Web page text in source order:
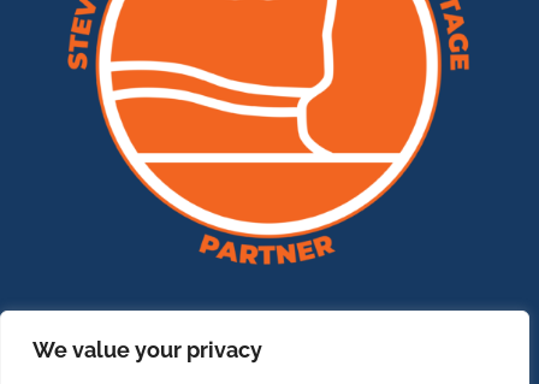
We value your privacy